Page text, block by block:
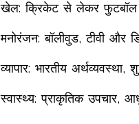
खेल: क्रिकेट से लेकर फुटबॉल
मनोरंजन: बॉलीवुड, टीवी और
व्यापार: भारतीय
स्वास्थ्य: प्राकृतिक उपचार,